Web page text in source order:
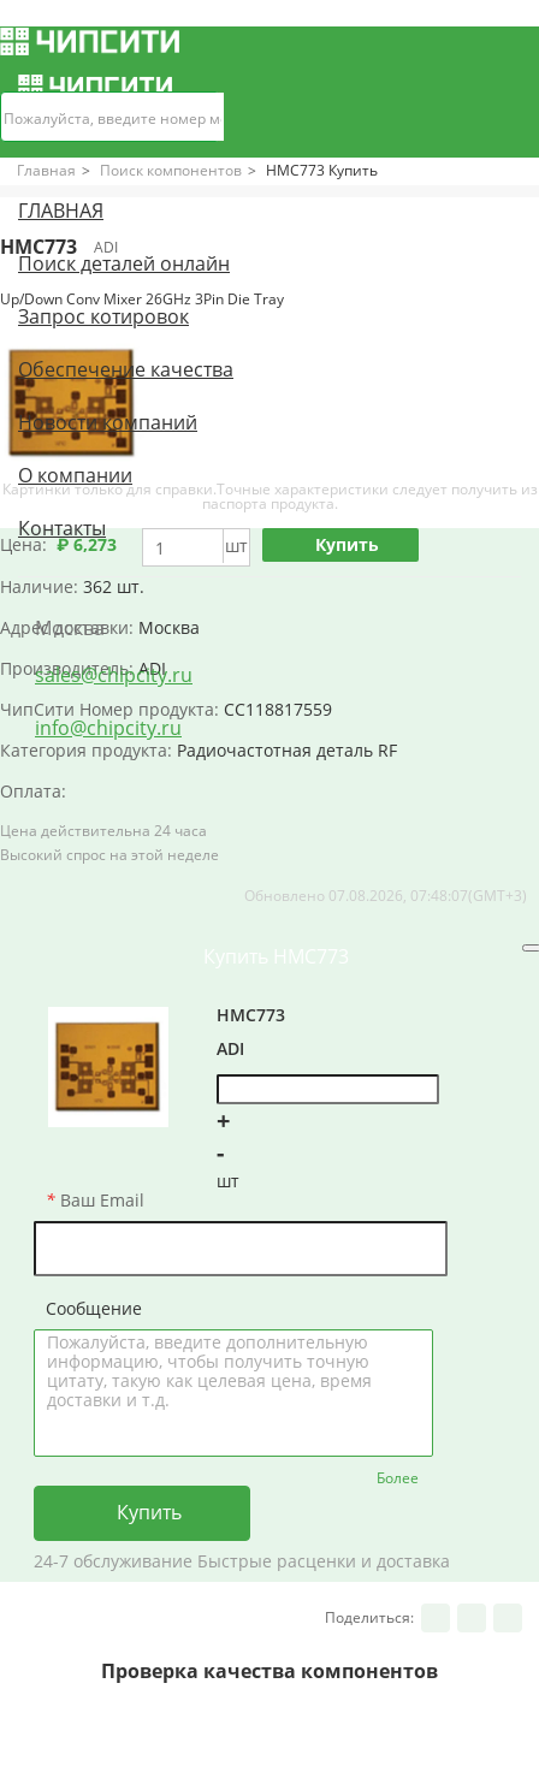
ГЛАВНАЯ
Поиск деталей онлайн
Запрос котировок
Обеспечение качества
Новости компаний
О компании
Контакты
Москва
sales@chipcity.ru
info@chipcity.ru
Главная Поиск компонентов HMC773 Купить
HMC773 ADI
Up/Down Conv Mixer 26GHz 3Pin Die Tray
Картинки только для справки.Точные характеристики следует получить из
паспорта продукта.
Цена: ₽ 6,273 шт
Купить
Наличие: 362 шт.
Адрес доставки: Москва
Производитель: ADI
ЧипСити Номер продукта: CC118817559
Категория продукта: Радиочастотная деталь RF
Оплата:
Цена действительна 24 часа
Высокий спрос на этой неделе
Обновлено 07.08.2026, 07:48:07(GMT+3)
Купить HMC773
HMC773
ADI
+
-
шт
Ваш Email
Сообщение
Более
Купить
24-7 обслуживание Быстрые расценки и доставка
Поделиться:
Проверка качества компонентов